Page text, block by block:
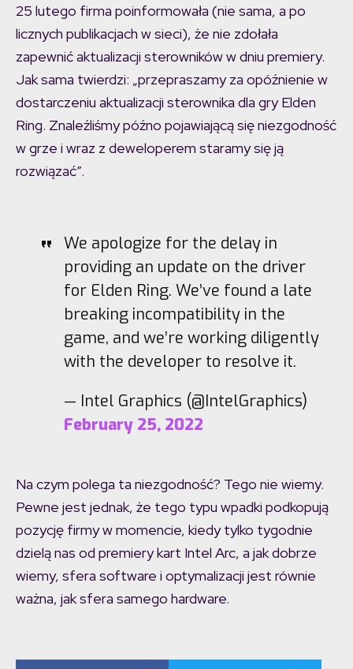
25 lutego firma poinformowała (nie sama, a po
licznych publikacjach w sieci), że nie zdołała
zapewnić aktualizacji sterowników w dniu premiery.
Jak sama twierdzi: „przepraszamy za opóźnienie w
dostarczeniu aktualizacji sterownika dla gry Elden
Ring. Znaleźliśmy późno pojawiającą się niezgodność
w grze i wraz z deweloperem staramy się ją
rozwiązać”.
We apologize for the delay in
providing an update on the driver
for Elden Ring. We’ve found a late
breaking incompatibility in the
game, and we’re working diligently
with the developer to resolve it.
— Intel Graphics (@IntelGraphics)
February 25, 2022
Na czym polega ta niezgodność? Tego nie wiemy.
Pewne jest jednak, że tego typu wpadki podkopują
pozycję firmy w momencie, kiedy tylko tygodnie
dzielą nas od premiery kart Intel Arc, a jak dobrze
wiemy, sfera software i optymalizacji jest równie
ważna, jak sfera samego hardware.